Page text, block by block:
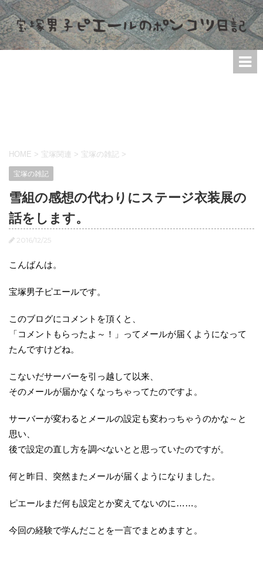
HOME > 宝塚関連 > 宝塚の雑記 >
宝塚の雑記
雪組の感想の代わりにステージ衣装展の
話をします。
2016/12/25
こんばんは。
宝塚男子ピエールです。
このブログにコメントを頂くと、
「コメントもらったよ～！」ってメールが届くようになって
たんですけどね。
こないだサーバーを引っ越して以来、
そのメールが届かなくなっちゃってたのですよ。
サーバーが変わるとメールの設定も変わっちゃうのかな～と
思い、
後で設定の直し方を調べないとと思っていたのですが。
何と昨日、突然またメールが届くようになりました。
ピエールまだ何も設定とか変えてないのに……。
今回の経験で学んだことを一言でまとめますと。